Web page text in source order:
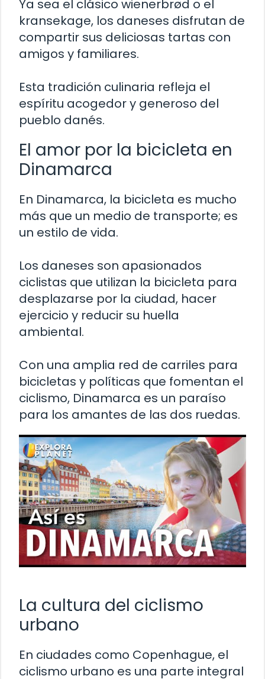
Ya sea el clásico wienerbrød o el
kransekage, los daneses disfrutan de
compartir sus deliciosas tartas con
amigos y familiares.
Esta tradición culinaria refleja el
espíritu acogedor y generoso del
pueblo danés.
El amor por la bicicleta en
Dinamarca
En Dinamarca, la bicicleta es mucho
más que un medio de transporte; es
un estilo de vida.
Los daneses son apasionados
ciclistas que utilizan la bicicleta para
desplazarse por la ciudad, hacer
ejercicio y reducir su huella
ambiental.
Con una amplia red de carriles para
bicicletas y políticas que fomentan el
ciclismo, Dinamarca es un paraíso
para los amantes de las dos ruedas.
La cultura del ciclismo
urbano
En ciudades como Copenhague, el
ciclismo urbano es una parte integral